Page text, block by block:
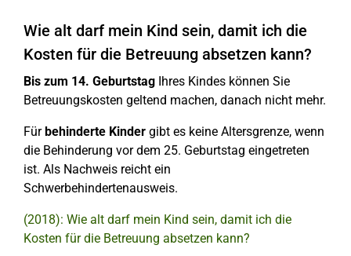
Wie alt darf mein Kind sein, damit ich die
Kosten für die Betreuung absetzen kann?
Bis zum 14. Geburtstag Ihres Kindes können Sie
Betreuungskosten geltend machen, danach nicht mehr.
Fürbehinderte Kinder gibt es keine Altersgrenze, wenn
die Behinderung vor dem 25. Geburtstag eingetreten
ist. Als Nachweis reicht ein
Schwerbehindertenausweis.
(2018): Wie alt darf mein Kind sein, damit ich die
Kosten für die Betreuung absetzen kann?